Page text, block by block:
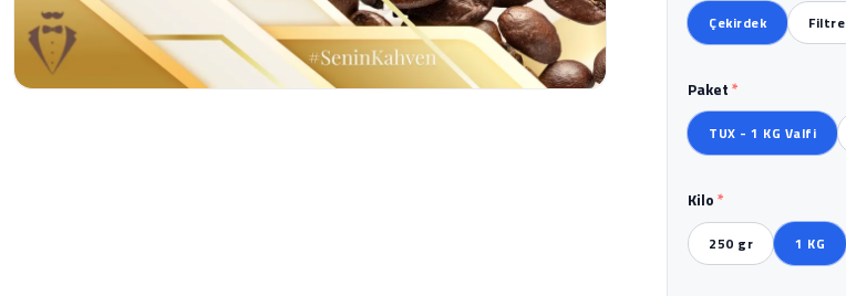
Çekirdek Filtre
Paket*
TUX - 1 KG Valfi
Kilo*
250 gr 1 KG